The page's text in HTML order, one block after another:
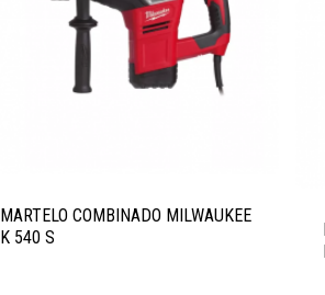
MARTELO COMBINADO MILWAUKEE
K 540 S